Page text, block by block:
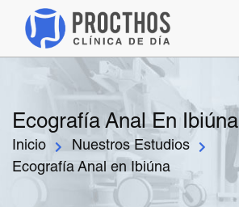
Ecografía Anal En Ibiúna
Inicio
Nuestros Estudios
Ecografía Anal en Ibiúna